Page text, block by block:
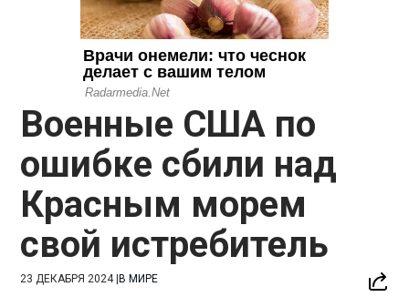
Военные США по
ошибке сбили над
Красным морем
свой истребитель
23 ДЕКАБРЯ 2024|В МИРЕ